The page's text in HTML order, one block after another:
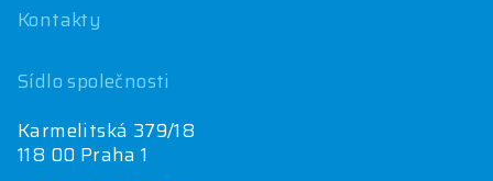
Kontakty
Sídlo společnosti
Karmelitská 379/18
118 00 Praha 1